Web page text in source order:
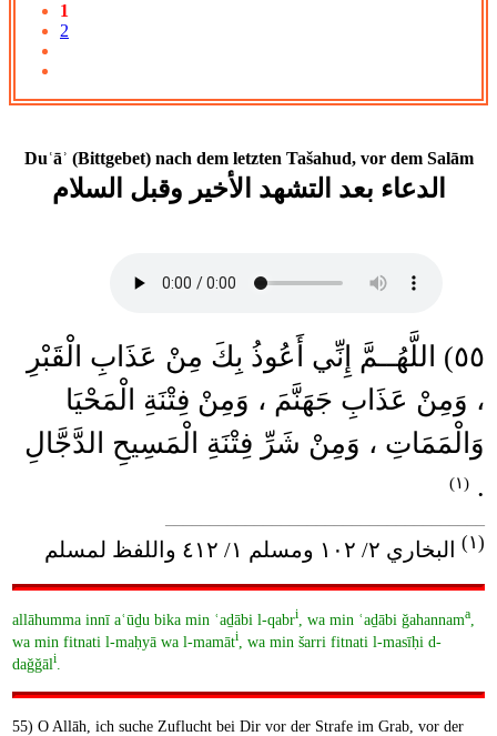
1
2
Duʿāʾ (Bittgebet) nach dem letzten Tašahud, vor dem Salām
الدعاء بعد التشهد الأخير وقبل السلام
٥٥) اللَّهُــمَّ إِنِّي أَعُوذُ بِكَ مِنْ عَذَابِ الْقَبْرِ
، وَمِنْ عَذَابِ جَهَنَّمَ ، وَمِنْ فِتْنَةِ الْمَحْيَا
وَالْمَمَاتِ ، وَمِنْ شَرِّ فِتْنَةِ الْمَسِيحِ الدَّجَّالِ
. (١)
(١) البخاري ٢/ ١٠٢ ومسلم ١/ ٤١٢ واللفظ لمسلم
allāhumma innī aʿūḏu bika min ʿaḏābi l-qabri, wa min ʿaḏābi ǧahannama,
wa min fitnati l-maḥyā wa l-mamāti , wa min šarri fitnati l-masīḥi d-
daǧǧāli
55) O Allāh, ich suche Zuflucht bei Dir vor der Strafe im Grab, vor der